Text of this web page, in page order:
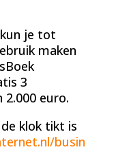
je tot
maken
3
euro.
klok tikt is
busin